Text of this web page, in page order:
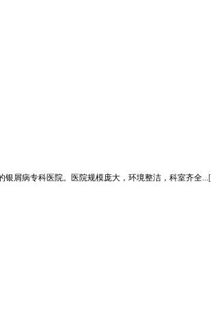
屑病专科医院。医院规模庞大，环境整洁，科室齐全...